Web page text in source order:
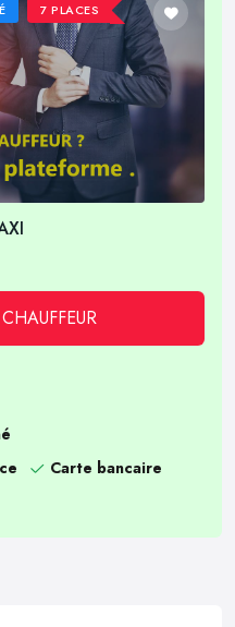
7 PLACES
Carte bancaire